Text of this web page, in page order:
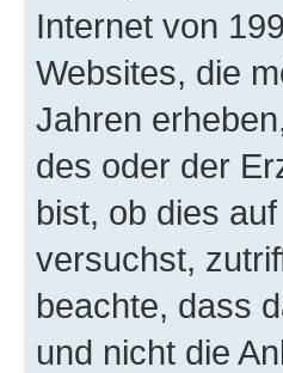
Internet von
Websites, die
Jahren
des oder der
bist, ob dies
versuchst,
beachte, dass
und nicht die